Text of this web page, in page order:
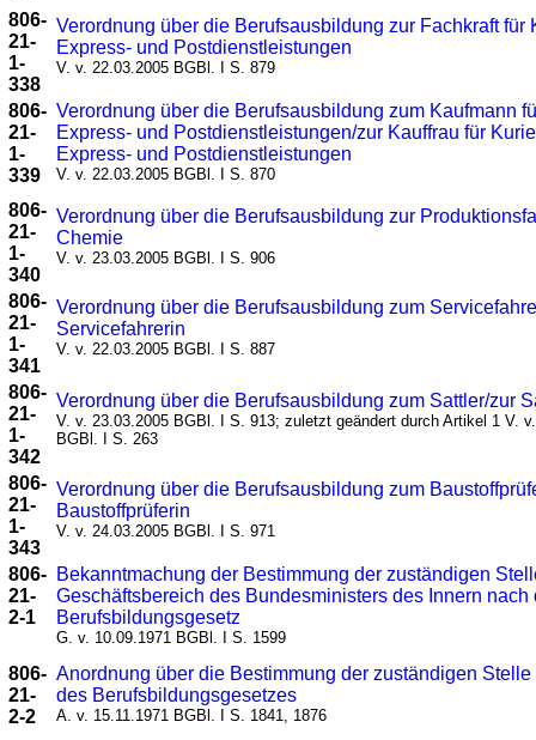
806-
21-
1-
338
Verordnung über die Berufsausbildung zur Fachkraft für
Express- und Postdienstleistungen
V. v. 22.03.2005 BGBl. I S. 879
806-
21-
1-
339
Verordnung über die Berufsausbildung zum Kaufmann
Express- und Postdienstleistungen/zur Kauffrau für
Express- und Postdienstleistungen
V. v. 22.03.2005 BGBl. I S. 870
806-
21-
1-
340
Verordnung über die Berufsausbildung zur
Chemie
V. v. 23.03.2005 BGBl. I S. 906
806-
21-
1-
341
Verordnung über die Berufsausbildung zum
Servicefahrerin
V. v. 22.03.2005 BGBl. I S. 887
806-
21-
1-
342
Verordnung über die Berufsausbildung zum Sattler/zur
V. v. 23.03.2005 BGBl. I S. 913; zuletzt geändert durch Artikel 1 V.
BGBl. I S. 263
806-
21-
1-
343
Verordnung über die Berufsausbildung zum
Baustoffprüferin
V. v. 24.03.2005 BGBl. I S. 971
806-
21-
2-1
Bekanntmachung der Bestimmung der zuständigen
Geschäftsbereich des Bundesministers des Innern nach
Berufsbildungsgesetz
G. v. 10.09.1971 BGBl. I S. 1599
806-
21-
2-2
Anordnung über die Bestimmung der zuständigen
des Berufsbildungsgesetzes
A. v. 15.11.1971 BGBl. I S. 1841, 1876